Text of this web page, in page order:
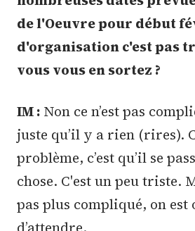
de l'Oeuvre pour début
d'organisation c'est pas
vous vous en sortez ?
IM : Non ce n’est pas
juste qu’il y a rien (rires).
problème, c’est qu’il se
chose. C'est un peu triste.
pas plus compliqué, on est